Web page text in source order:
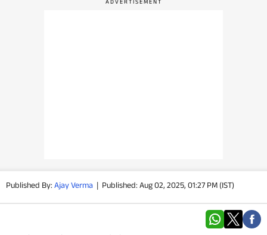
Published By:Ajay Verma | Published: Aug 02, 2025, 01:27 PM (IST)